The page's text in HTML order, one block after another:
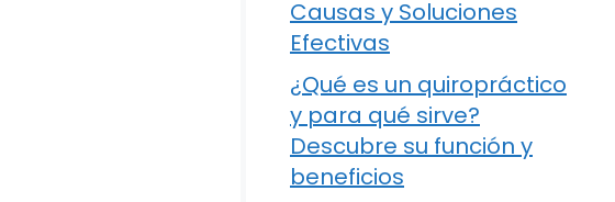
Causas y Soluciones
Efectivas
¿Qué es un quiropráctico
y para qué sirve?
Descubre su función y
beneficios